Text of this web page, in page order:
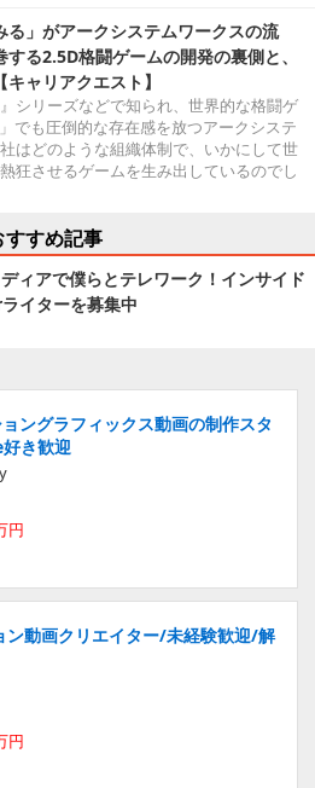
る」がアークシステムワークスの流
る2.5D格闘ゲームの開発の裏側と、
ャリアクエスト】
』シリーズなどで知られ、世界的な格闘ゲ
でも圧倒的な存在感を放つアークシステ
はどのような組織体制で、いかにして世
狂させるゲームを生み出しているのでし
すすめ記事
ディアで僕らとテレワーク！インサイド
イターを募集中
ングラフィックス動画の制作スタ
き歓迎
円
動画クリエイター/未経験歓迎/解
円